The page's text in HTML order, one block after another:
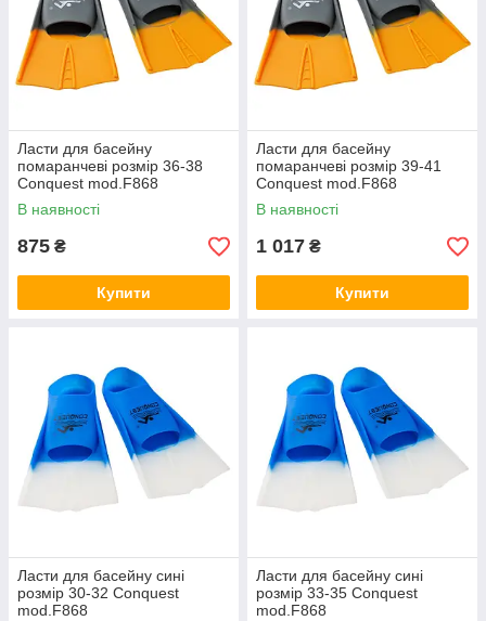
Ласти для басейну
помаранчеві розмір 36-38
Conquest mod.F868
В наявності
875 ₴
Купити
Ласти для басейну
помаранчеві розмір 39-41
Conquest mod.F868
В наявності
1 017 ₴
Купити
Ласти для басейну сині
розмір 30-32 Conquest
mod.F868
Ласти для басейну сині
розмір 33-35 Conquest
mod.F868